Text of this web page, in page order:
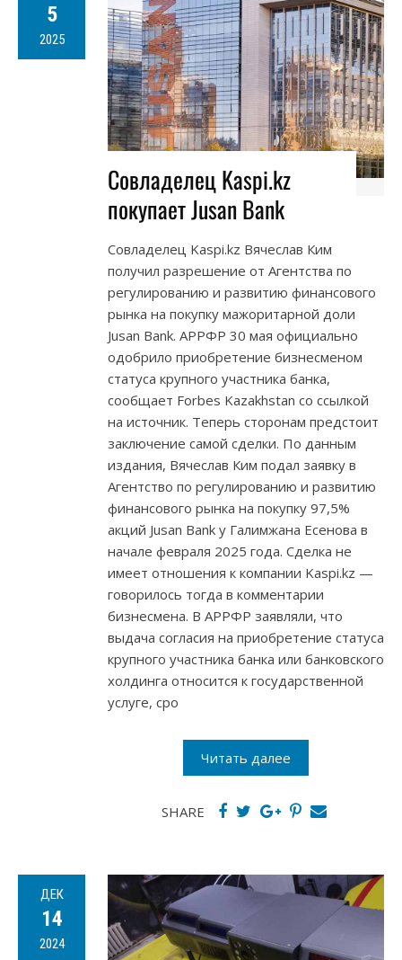
5
2025
Совладелец Kaspi.kz
покупает Jusan Bank
Совладелец Kaspi.kz Вячеслав Ким
получил разрешение от Агентства по
регулированию и развитию финансового
рынка на покупку мажоритарной доли
Jusan Bank. АРРФР 30 мая официально
одобрило приобретение бизнесменом
статуса крупного участника банка,
сообщает Forbes Kazakhstan со ссылкой
на источник. Теперь сторонам предстоит
заключение самой сделки. По данным
издания, Вячеслав Ким подал заявку в
Агентство по регулированию и развитию
финансового рынка на покупку 97,5%
акций Jusan Bank у Галимжана Есенова в
начале февраля 2025 года. Сделка не
имеет отношения к компании Kaspi.kz —
говорилось тогда в комментарии
бизнесмена. В АРРФР заявляли, что
выдача согласия на приобретение статуса
крупного участника банка или банковского
холдинга относится к государственной
услуге, сро
Читать далее
SHARE
ДЕК
14
2024